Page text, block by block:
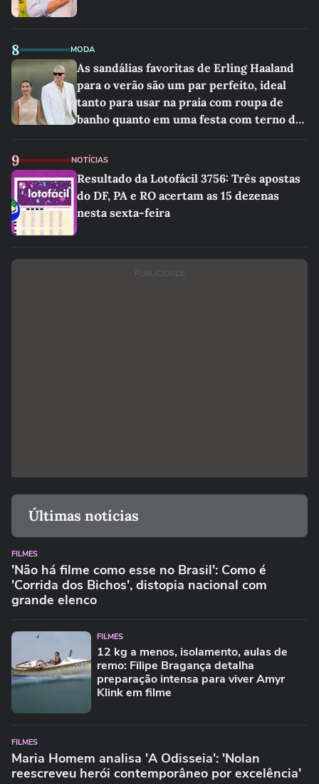
8 MODA
As sandálias favoritas de Erling Haaland
para o verão são um par perfeito, ideal
tanto para usar na praia com roupa de
banho quanto em uma festa com terno de
9 NOTÍCIAS
Resultado da Lotofácil 3756: Três apostas
do DF, PA e RO acertam as 15 dezenas
nesta sexta-feira
PUBLICIDADE
Últimas notícias
FILMES
'Não há filme como esse no Brasil': Como é
'Corrida dos Bichos', distopia nacional com
grande elenco
FILMES
12 kg a menos, isolamento, aulas de
remo: Filipe Bragança detalha
preparação intensa para viver Amyr
Klink em filme
FILMES
Maria Homem analisa 'A Odisseia': 'Nolan
reescreveu herói contemporâneo por excelência'